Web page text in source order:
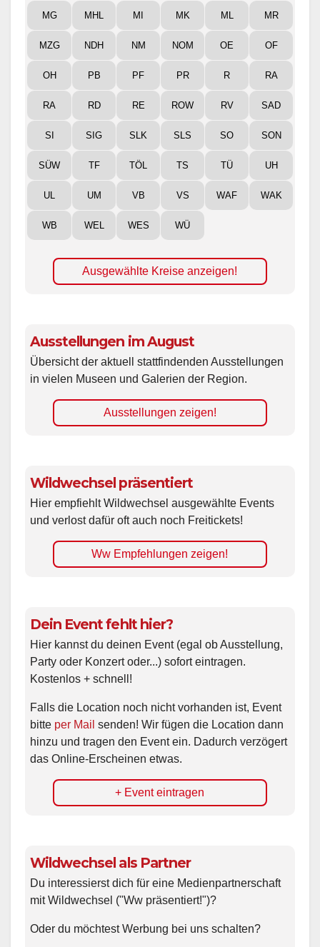
MG MHL MI MK ML MR
MZG NDH NM NOM OE OF
OH PB PF PR R RA
RA RD RE ROW RV SAD
SI SIG SLK SLS SO SON
SÜW TF TÖL TS TÜ UH
UL UM VB VS WAF WAK
WB WEL WES WÜ
Ausgewählte Kreise anzeigen!
Ausstellungen im August
Übersicht der aktuell stattfindenden Ausstellungen
in vielen Museen und Galerien der Region.
Ausstellungen zeigen!
Wildwechsel präsentiert
Hier empfiehlt Wildwechsel ausgewählte Events
und verlost dafür oft auch noch Freitickets!
Ww Empfehlungen zeigen!
Dein Event fehlt hier?
Hier kannst du deinen Event (egal ob Ausstellung,
Party oder Konzert oder...) sofort eintragen.
Kostenlos + schnell!
Falls die Location noch nicht vorhanden ist, Event
bitte per Mail senden! Wir fügen die Location dann
hinzu und tragen den Event ein. Dadurch verzögert
das Online-Erscheinen etwas.
+ Event eintragen
Wildwechsel als Partner
Du interessierst dich für eine Medienpartnerschaft
mit Wildwechsel ("Ww präsentiert!")?
Oder du möchtest Werbung bei uns schalten?